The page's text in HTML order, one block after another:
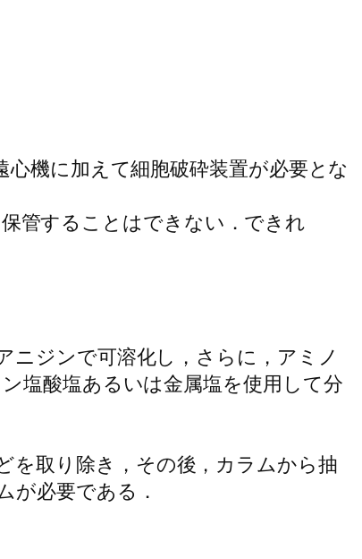
機に加えて細胞破砕装置が必要とな
管することはできない．できれ
ニジンで可溶化し，さらに，アミノ
塩酸塩あるいは金属塩を使用して分
を取り除き，その後，カラムから抽
が必要である．